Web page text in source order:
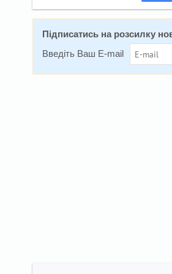
Підписатись на розсилку
Введіть Ваш E-mail